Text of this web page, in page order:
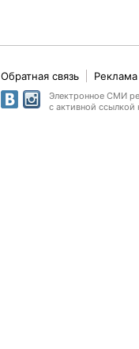
Обратная связь
Электронное СМИ
с активной ссылкой